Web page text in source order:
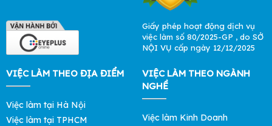
Giấy phép hoạt động dịch vụ
việc làm số 80/2025-GP , do SỞ
NỘI VỤ cấp ngày 12/12/2025
VIỆC LÀM THEO ĐỊA ĐIỂM
Việc làm tại Hà Nội
Việc làm tại TPHCM
VIỆC LÀM THEO NGÀNH
NGHỀ
Việc làm Kinh Doanh